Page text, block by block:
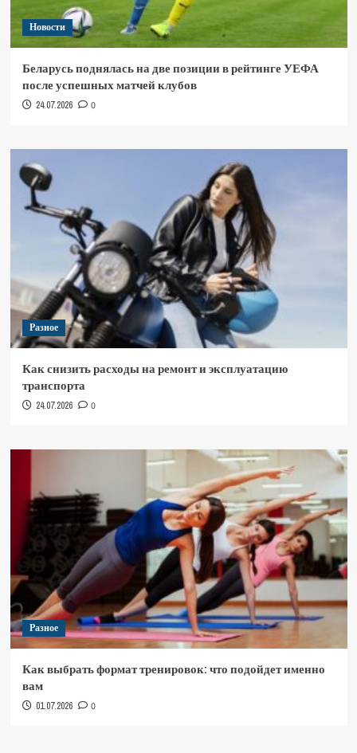
Новости
Беларусь поднялась на две позиции в рейтинге УЕФА
после успешных матчей клубов
24.07.2026 0
Разное
Как снизить расходы на ремонт и эксплуатацию
транспорта
24.07.2026 0
Разное
Как выбрать формат тренировок: что подойдет именно
вам
01.07.2026 0